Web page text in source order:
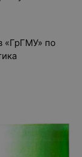
«ГрГМУ» по